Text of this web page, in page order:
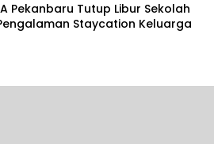
Pekanbaru Tutup Libur Sekolah
Staycation Keluarga